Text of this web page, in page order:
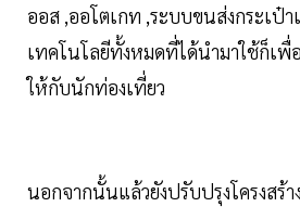
ออส ,ออโตเกท ,ระบบขนส่งกระเป๋า
เทคโนโลยีทั้งหมดที่ได้นำมาใช้ก็เพื่
ให้กับนักท่องเที่ยว
นอกจากนั้นแล้วยังปรับปรุงโครงสร้า